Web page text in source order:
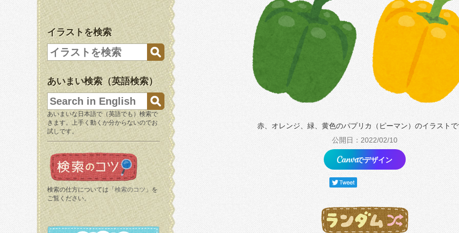
イラストを検索
あいまい検索（英語検索）
あいまいな日本語で（英語でも）検索で
きます。上手く動くか分からないのでお
試しです。
検索の仕方については「 検索のコツ 」を
ご覧ください。
赤、オレンジ、緑、黄色のパプリカ（ピーマン）のイラスト
公開日：2022/02/10
でデザイン